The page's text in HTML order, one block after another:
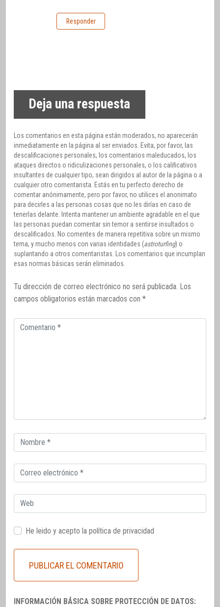
Responder
Deja una respuesta
Los comentarios en esta página están moderados, no aparecerán
inmediatamente en la página al ser enviados. Evita, por favor, las
descalificaciones personales, los comentarios maleducados, los
ataques directos o ridiculizaciones personales, o los calificativos
insultantes de cualquier tipo, sean dirigidos al autor de la página o a
cualquier otro comentarista. Estás en tu perfecto derecho de
comentar anónimamente, pero por favor, no utilices el anonimato
para decirles a las personas cosas que no les dirías en caso de
tenerlas delante. Intenta mantener un ambiente agradable en el que
las personas puedan comentar sin temor a sentirse insultados o
descalificados. No comentes de manera repetitiva sobre un mismo
tema, y mucho menos con varias identidades (astroturfing) o
suplantando a otros comentaristas. Los comentarios que incumplan
esas normas básicas serán eliminados.
Tu dirección de correo electrónico no será publicada. Los
campos obligatorios están marcados con *
Comentario
Correo
electrónico
Correo
electrónico
Web
He leido y acepto la política de privacidad
INFORMACIÓN BÁSICA SOBRE PROTECCIÓN DE DATOS: